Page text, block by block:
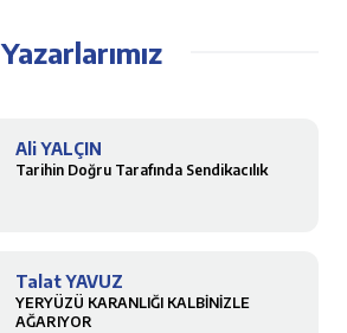
Yazarlarımız
Ali YALÇIN
Tarihin Doğru Tarafında Sendikacılık
Talat YAVUZ
YERYÜZÜ KARANLIĞI KALBİNİZLE
AĞARIYOR